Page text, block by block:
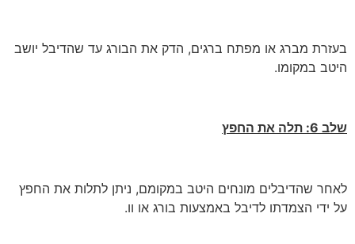
בעזרת מברג או מפתח ברגים, הדק את הבורג עד שהדיבל יושב
היטב במקומו.
שלב 6: תלה את החפץ
לאחר שהדיבלים מונחים היטב במקומם, ניתן לתלות את החפץ
על ידי הצמדתו לדיבל באמצעות בורג או וו.